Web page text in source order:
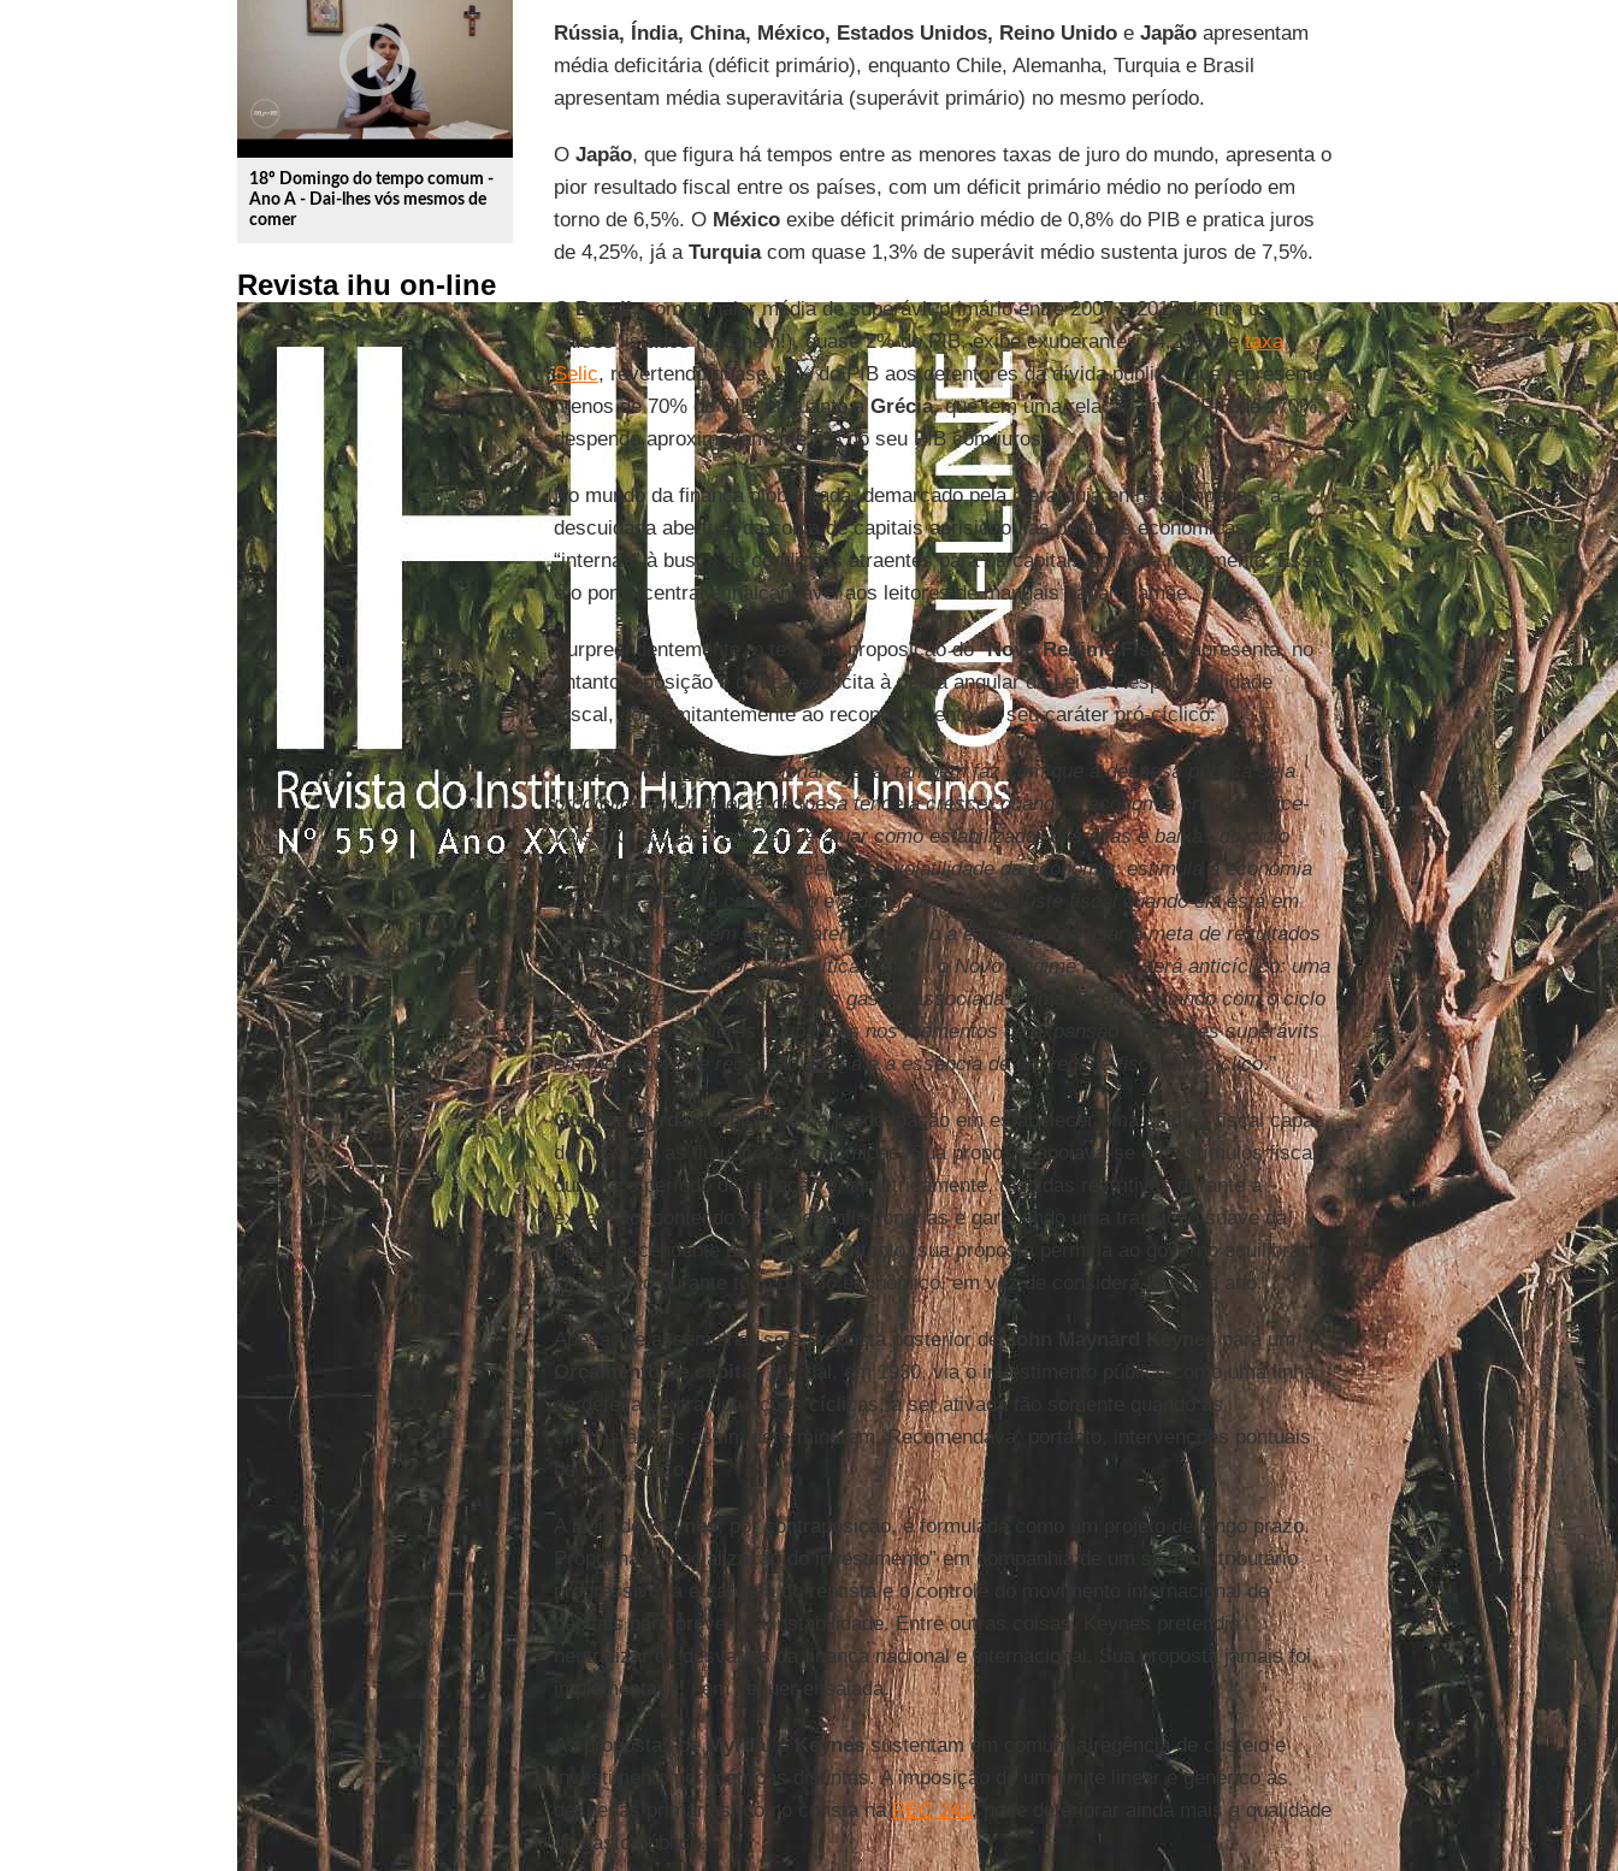
play_circle_outline
18º Domingo do tempo comum -
Ano A - Dai-lhes vós mesmos de
comer
Revista ihu on-line
Rússia, Índia, China, México, Estados Unidos, Reino Unidoe Japãoapresentam
média deficitária (déficit primário), enquanto Chile, Alemanha, Turquia e Brasil
apresentam média superavitária (superávit primário) no mesmo período.
O Japão, que figura há tempos entre as menores taxas de juro do mundo, apresenta o
pior resultado fiscal entre os países, com um déficit primário médio no período em
torno de 6,5%. O Méxicoexibe déficit primário médio de 0,8% do PIB e pratica juros
de 4,25%, já a Turquiacom quase 1,3% de superávit médio sustenta juros de 7,5%.
OBrasil, com a maior média de superávit primário entre 2007 e 2015 dentre os
países listados (pasmem!), quase 2% do PIB, exibe exuberantes 14,25% detaxa
Selic, revertendo quase 10% do PIB aos detentores da dívida pública, que representa
menos de 70% do PIB, enquanto a Grécia, que tem uma relação dívida/PIB de 170%,
despende aproximadamente 5% do seu PIB com juros.
No mundo da finança globalizada, demarcado pela hierarquia entre as moedas, a
descuidada abertura da conta de capitais aprisionou as políticas econômicas
“internas” à busca de condições atraentes para os capitais em livre movimento. Esse
é o ponto central e inalcançável aos leitores de manuais papai-mamãe.
Surpreendentemente, o texto de proposição do “Novo Regime Fiscal” apresenta, no
entanto, oposição e crítica explícita à pedra angular da Lei de Responsabilidade
Fiscal, concomitantemente ao reconhecimento do seu caráter pró-cíclico:
“O atual quadro constitucional e legal também faz com que a despesa pública seja
prócíclica, quer dizer, a despesa tende a crescer quando a economia cresce e vice-
versa. O governo, em vez de atuar como estabilizador das altas e baixas do ciclo
econômico, contribui para acentuar a volatilidade da economia: estimula a economia
quando ela já está crescendo e é obrigado a fazer ajuste fiscal quando ela está em
recessão... Também tem caráter prócíclico a estratégia de usar a meta de resultados
primários como âncora da política fiscal... o Novo Regime Fiscal será anticíclico: uma
trajetória real constante para os gastos associada a uma receita variando com o ciclo
resultarão em maiores poupanças nos momentos de expansão e menores superávits
em momentos de recessão. Ess a é a essência de um regime fiscal anticíclico.”
Gunnar Myrdalfoi pioneiro na preocupação em estabelecer uma política fiscal capaz
de suavizar as flutuações econômicas. Sua proposta apoiava-se em estímulos fiscais
durante o período de retração e, simetricamente, medidas restritivas durante a
expansão, contendo pressões inflacionárias e garantindo uma transição suave da
parte descendente do ciclo. No entanto, sua proposta permitia ao governo equilibrar o
Orçamento durante todo o ciclo econômico, em vez de considerá-lo ano a ano.
Apesar de assemelhar-se à proposta posterior deJohn Maynard Keynespara um
Orçamento de capital, Myrdal, em 1930, via o investimento público como uma linha
de defesa contra flutuações cíclicas, a ser ativada tão somente quando as
circunstâncias assim determinarem. Recomendava, portanto, intervenções pontuais
de curto prazo.
A ideia deKeynes, por contraposição, é formulada como um projeto de longo prazo.
Propunha a “socialização do investimento” em companhia de um sistema tributário
progressivo, a eutanásia do rentista e o controle do movimento internacional de
capitais para prevenir a instabilidade. Entre outras coisas, Keynes pretendia
neutralizar os desvarios da finança nacional e internacional. Sua proposta jamais foi
implementada, nem sequer ensaiada.
As propostas deMyrdal e Keynessustentam em comum a regência de custeio e
investimento por métricas distintas. A imposição de um limite linear e genérico às
despesas primárias, como consta naPEC 241, pode deteriorar ainda mais a qualidade
do gasto público.